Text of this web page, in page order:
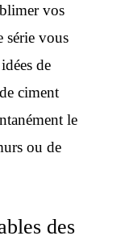
vos
série vous
de
ciment
le
ou de
des